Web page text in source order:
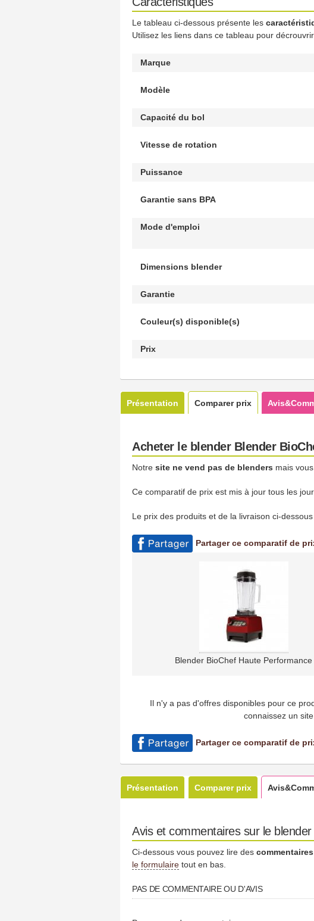
Le tableau ci-dessous présente les
Utilisez les liens dans ce tableau pour
Marque
Modèle
Capacité du bol
Vitesse de rotation
Puissance
Garantie sans BPA
Mode d'emploi
Dimensions blender
Garantie
Couleur(s) disponible(s)
Prix
Présentation Comparer prix
Acheter le blender Blender
Notre site ne vend pas de blenders mais
Ce comparatif de prix est mis à jour tous les
Le prix des produits et de la livraison ci-
Partager ce comparatif de
Blender BioChef Haute Performance
Il n'y a pas d'offres disponibles pour ce
connaissez un
Partager ce comparatif de
Présentation Comparer prix
Avis et commentaires sur le
Ci-dessous vous pouvez lire des
le formulaire tout en bas.
PAS DE COMMENTAIRE OU D'AVIS